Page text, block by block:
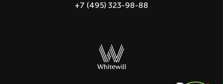
+7 (495) 323-98-88